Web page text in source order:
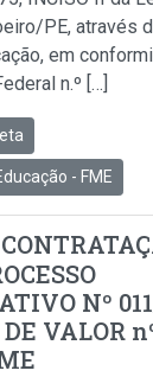
PE, através
em
n.º […]
- FME
Nº
VALOR